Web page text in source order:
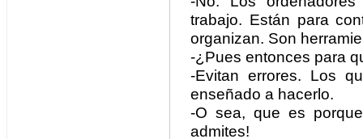
trabajo. Están para
organizan. Son
-¿Pues entonces para
-Evitan errores. Los
enseñado a hacerlo.
-O sea, que es
admites!